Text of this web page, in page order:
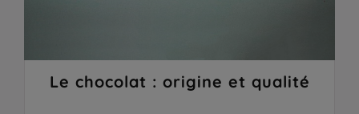
Le chocolat : origine et qualité